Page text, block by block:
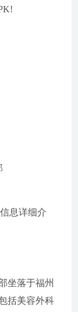
息详细介
坐落于福州
括美容外科